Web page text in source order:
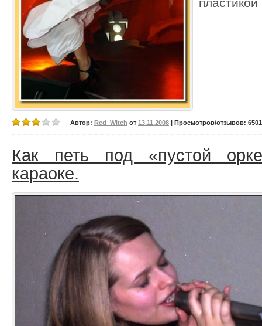
Автор: Red_Witch от 13.11.2008 | Просмотров/отзывов:
Как петь под «пустой
караоке.